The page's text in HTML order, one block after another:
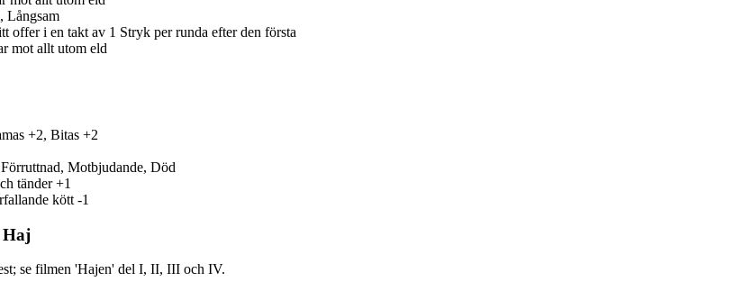
Långsam
offer i en takt av 1 Stryk per runda efter den första
mot allt utom eld
+2, Bitas +2
Motbjudande, Död
tänder +1
kött -1
se filmen 'Hajen' del I, II, III och IV.